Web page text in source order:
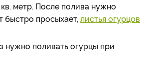
метр. После полива нужно
быстро просыхает,листья огурцов
нужно поливать огурцы при